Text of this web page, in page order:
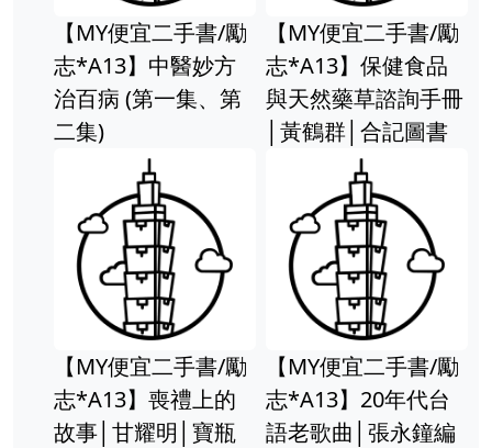
【MY便宜二手書/勵
志*A13】中醫妙方
治百病 (第一集、第
二集)
【MY便宜二手書/勵
志*A13】保健食品
與天然藥草諮詢手冊
│黃鶴群│合記圖書
【MY便宜二手書/勵
志*A13】喪禮上的
故事│甘耀明│寶瓶
【MY便宜二手書/勵
志*A13】20年代台
語老歌曲│張永鐘編